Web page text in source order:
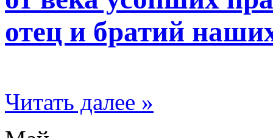
отец и братий
Читать далее »